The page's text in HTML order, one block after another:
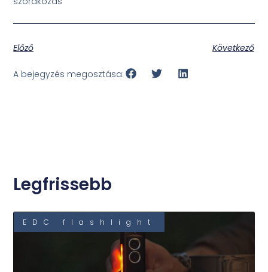
Előző Következő
A bejegyzés megosztása:
Legfrissebb
EDC flashlight